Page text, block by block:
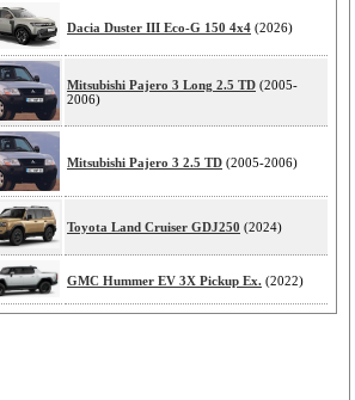
Dacia Duster III Eco-G 150 4x4 (2026)
Mitsubishi Pajero 3 Long 2.5 TD (2005-
2006)
Mitsubishi Pajero 3 2.5 TD (2005-2006)
Toyota Land Cruiser GDJ250 (2024)
GMC Hummer EV 3X Pickup Ex. (2022)